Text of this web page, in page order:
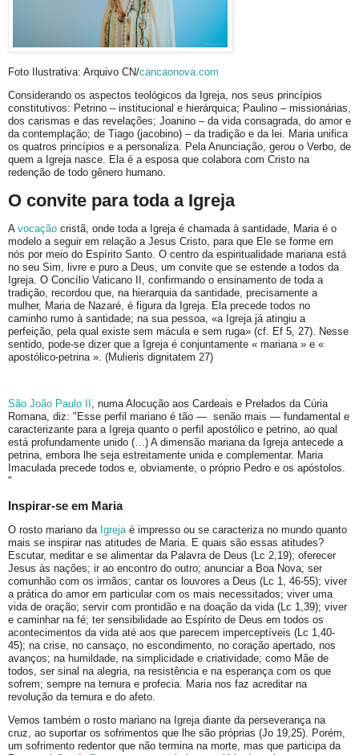
Foto Ilustrativa: Arquivo CN/cancaonova.com
Considerando os aspectos teológicos da Igreja, nos seus princípios
constitutivos: Petrino – institucional e hierárquica; Paulino – missionárias,
dos carismas e das revelações; Joanino – da vida consagrada, do amor e
da contemplação; de Tiago (jacobino) – da tradição e da lei. Maria unifica
os quatros princípios e a personaliza. Pela Anunciação, gerou o Verbo, de
quem a Igreja nasce. Ela é a esposa que colabora com Cristo na
redenção de todo gênero humano.
O convite para toda a Igreja
A vocação cristã, onde toda a Igreja é chamada à santidade, Maria é o
modelo a seguir em relação a Jesus Cristo, para que Ele se forme em
nós por meio do Espírito Santo. O centro da espiritualidade mariana está
no seu Sim, livre e puro a Deus, um convite que se estende a todos da
Igreja. O Concílio Vaticano II, confirmando o ensinamento de toda a
tradição, recordou que, na hierarquia da santidade, precisamente a
mulher, Maria de Nazaré, é figura da Igreja. Ela precede todos no
caminho rumo à santidade; na sua pessoa, «a Igreja já atingiu a
perfeição, pela qual existe sem mácula e sem ruga» (cf. Ef 5, 27). Nesse
sentido, pode-se dizer que a Igreja é conjuntamente « mariana » e «
apostólico-petrina ». (Mulieris dignitatem 27)
São João Paulo II , numa Alocução aos Cardeais e Prelados da Cúria
Romana, diz: "Esse perfil mariano é tão — senão mais — fundamental e
caracterizante para a Igreja quanto o perfil apostólico e petrino, ao qual
está profundamente unido (…) A dimensão mariana da Igreja antecede a
petrina, embora lhe seja estreitamente unida e complementar. Maria
Imaculada precede todos e, obviamente, o próprio Pedro e os apóstolos.
"
Inspirar-se em Maria
O rosto mariano da Igrejaé impresso ou se caracteriza no mundo quanto
mais se inspirar nas atitudes de Maria. E quais são essas atitudes?
Escutar, meditar e se alimentar da Palavra de Deus (Lc 2,19); oferecer
Jesus às nações; ir ao encontro do outro; anunciar a Boa Nova; ser
comunhão com os irmãos; cantar os louvores a Deus (Lc 1, 46-55); viver
a prática do amor em particular com os mais necessitados; viver uma
vida de oração; servir com prontidão e na doação da vida (Lc 1,39); viver
e caminhar na fé; ter sensibilidade ao Espírito de Deus em todos os
acontecimentos da vida até aos que parecem imperceptíveis (Lc 1,40-
45); na crise, no cansaço, no escondimento, no coração apertado, nos
avanços; na humildade, na simplicidade e criatividade; como Mãe de
todos, ser sinal na alegria, na resistência e na esperança com os que
sofrem; sempre na ternura e profecia. Maria nos faz acreditar na
revolução da ternura e do afeto.
Vemos também o rosto mariano na Igreja diante da perseverança na
cruz, ao suportar os sofrimentos que lhe são próprias (Jo 19,25). Porém,
um sofrimento redentor que não termina na morte, mas que participa da